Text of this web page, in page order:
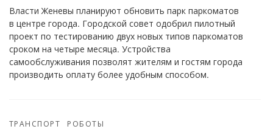
Власти Женевы планируют обновить парк паркоматов
в центре города. Городской совет одобрил пилотный
проект по тестированию двух новых типов паркоматов
сроком на четыре месяца. Устройства
самообслуживания позволят жителям и гостям города
производить оплату более удобным способом.
ТРАНСПОРТ РОБОТЫ